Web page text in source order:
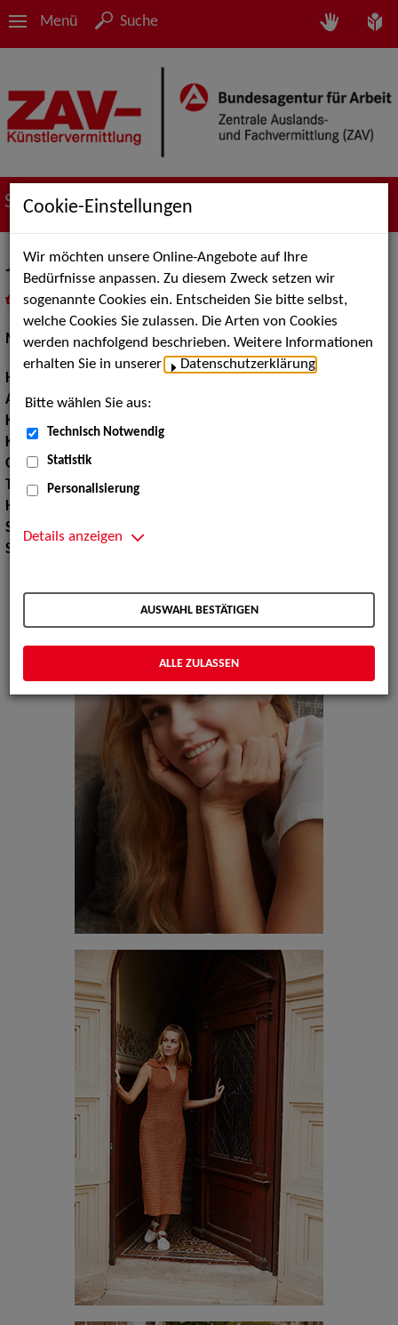
Menü Suche
Suche nach Künstler*innen
Josi Sch.
als PDF speichern
inMeine Merklistelegen
Models / Werbung:Fotomodell, Mannequin
Haarfarbe:
Augenfarbe:grün
Körpergröße:
Konfektionsgröße:
Oberweite:84
Taille:
64
Hüfte:
Schuhgröße:
39
Specials:
Cookie-Einstellungen
Wir möchten unsere Online-Angebote auf Ihre
Bedürfnisse anpassen. Zu diesem Zweck setzen wir
sogenannte Cookies ein. Entscheiden Sie bitte selbst,
welche Cookies Sie zulassen. Die Arten von Cookies
werden nachfolgend beschrieben. Weitere Informationen
erhalten Sie in unserer
Datenschutzerklärung
Bitte wählen Sie aus:
Technisch Notwendig
Statistik
Personalisierung
Details anzeigen
AUSWAHL BESTÄTIGEN
ALLE ZULASSEN